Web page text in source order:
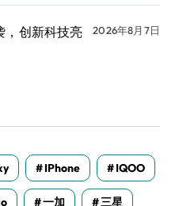
，创新科技亮
2026年8月7日
IPhone IQOO
一加 三星